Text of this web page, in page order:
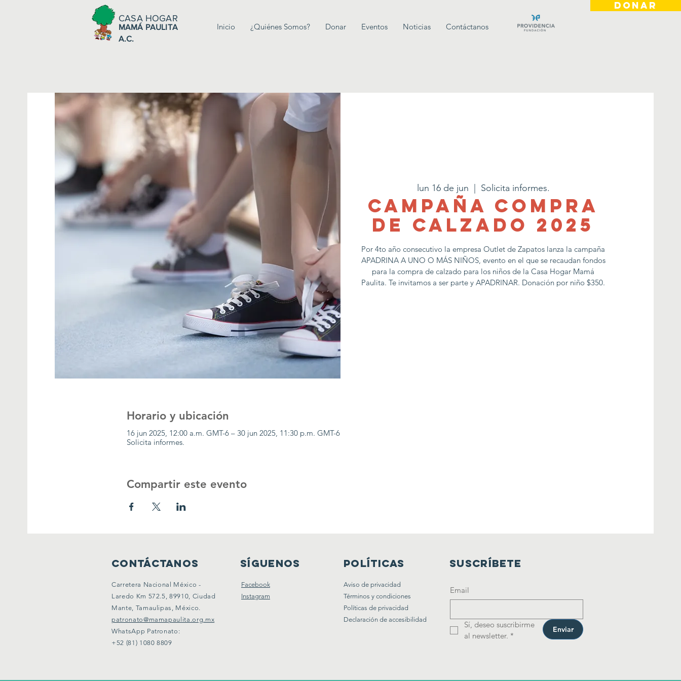
DONAR
CASA HOGAR
MAMÁ PAULITA
A.C.
Inicio ¿Quiénes Somos? Donar Eventos Noticias Contáctanos
lun 16 de jun Solicita informes.
Campaña Compra
de Calzado 2025
Por 4to año consecutivo la empresa Outlet de Zapatos lanza la campaña
APADRINA A UNO O MÁS NIÑOS, evento en el que se recaudan fondos
para la compra de calzado para los niños de la Casa Hogar Mamá
Paulita. Te invitamos a ser parte y APADRINAR. Donación por niño $350.
Horario y ubicación
16 jun 2025, 12:00 a.m. GMT-6 – 30 jun 2025, 11:30 p.m. GMT-6
Solicita informes.
Compartir este evento
CONTÁCTANOS
Carretera Nacional México -
Laredo Km 572.5, 89910, Ciudad
Mante, Tamaulipas, México.
patronato@mamapaulita.org.mx
WhatsApp Patronato:
+52 (81) 1080 8809
SÍGUENOS
Facebook
Instagram
POLÍTICAS
Aviso de privacidad
Términos y condiciones
Políticas de privacidad
Declaración de accesibilidad
SUSCRÍBETE
Email
Sí, deseo suscribirme
al newsletter. *
Enviar